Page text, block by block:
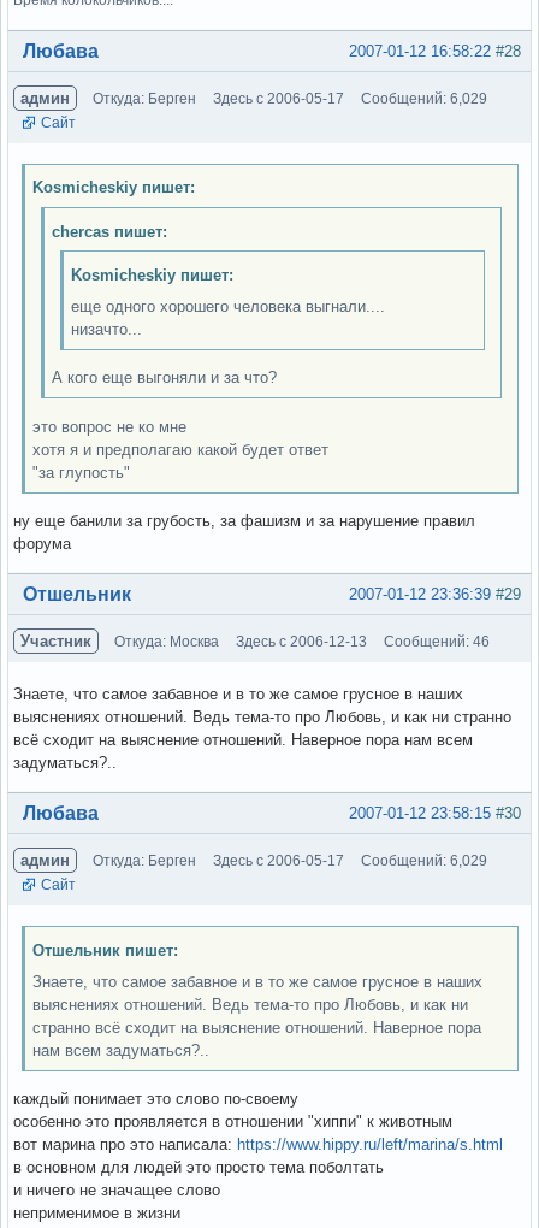
Вне форума #28
2007-01-12 16:58:22
Любава
админ Откуда: Берген Здесь с 2006-05-17
Сообщений: 6,029
Сайт
Kosmicheskiy пишет:
chercas пишет:
Kosmicheskiy пишет:
еще одного хорошего человека выгнали....
низачто...
А кого еще выгоняли и за что?
это вопрос не ко мне
хотя я и предполагаю какой будет ответ
"за глупость"
ну еще банили за грубость, за фашизм и за нарушение правил
форума
Вне форума #29
2007-01-12 23:36:39
Отшельник
Участник Откуда: Москва Здесь с 2006-12-13 Сообщений: 46
Знаете, что самое забавное и в то же самое грусное в наших
выяснениях отношений. Ведь тема-то про Любовь, и как ни странно
всё сходит на выяснение отношений. Наверное пора нам всем
задуматься?..
Вне форума #30
2007-01-12 23:58:15
Любава
админ Откуда: Берген Здесь с 2006-05-17
Сообщений: 6,029
Сайт
Отшельник пишет:
Знаете, что самое забавное и в то же самое грусное в наших
выяснениях отношений. Ведь тема-то про Любовь, и как ни
странно всё сходит на выяснение отношений. Наверное пора
нам всем задуматься?..
каждый понимает это слово по-своему
особенно это проявляется в отношении "хиппи" к животным
вот марина про это написала: https://www.hippy.ru/left/marina/s.html
в основном для людей это просто тема поболтать
и ничего не значащее слово
неприменимое в жизни